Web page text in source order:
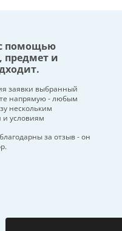
помощью
предмет и
заявки выбранный
напрямую - любым
нескольким
и условиям
за отзыв - он